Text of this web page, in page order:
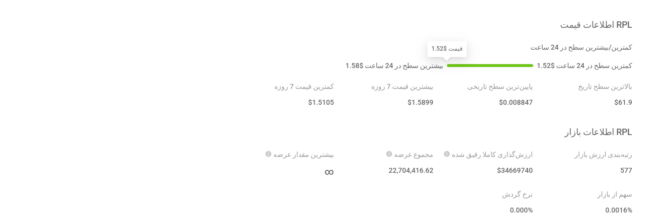
RPL اطلاعات قیمت
کمترین/بیشترین سطح در 24 ساعت
کمترین سطح در 24 ساعت $
1.52
قیمت $1.52
بیشترین سطح در 24 ساعت $
1.58
بالاترین سطح تاریخ
$61.9
پایین‌ترین سطح تاریخی
$0.008847
بیشترین قیمت 7 روزه
$1.5899
کمترین قیمت 7 روزه
$1.5105
RPL اطلاعات بازار
رتبه‌بندی ارزش بازار
577
ارزش‌گذاری کاملا رقیق شده
$34669740
مجموع عرضه
22,704,416.62
بیشترین مقدار عرضه
∞
سهم از بازار
0.0016%
نرخ گردش
0.000%